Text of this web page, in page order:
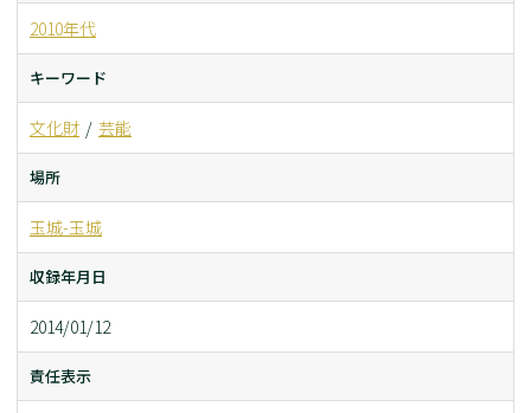
2010年代
キーワード
文化財 芸能
場所
玉城-玉城
収録年月日
2014/01/12
責任表示